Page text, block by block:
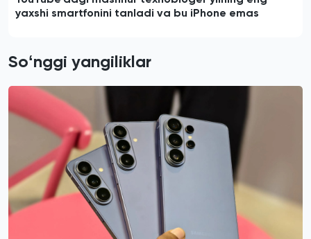
yaxshi smartfonini tanladi va bu iPhone emas
Soʻnggi yangiliklar